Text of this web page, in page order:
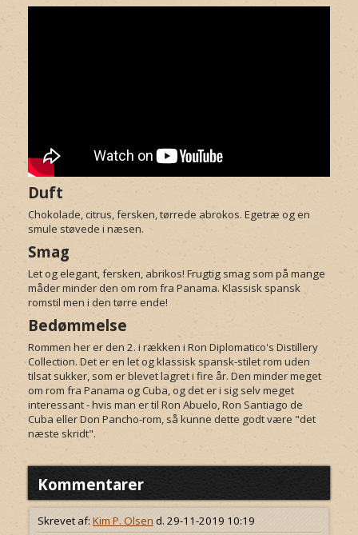
Duft
Chokolade, citrus, fersken, tørrede abrokos. Egetræ og en
smule støvede i næsen.
Smag
Let og elegant, fersken, abrikos! Frugtig smag som på mange
måder minder den om rom fra Panama. Klassisk spansk
romstil men i den tørre ende!
Bedømmelse
Rommen her er den 2. i rækken i Ron Diplomatico's Distillery
Collection. Det er en let og klassisk spansk-stilet rom uden
tilsat sukker, som er blevet lagret i fire år. Den minder meget
om rom fra Panama og Cuba, og det er i sig selv meget
interessant - hvis man er til Ron Abuelo, Ron Santiago de
Cuba eller Don Pancho-rom, så kunne dette godt være "det
næste skridt".
Kommentarer
Skrevet af: Kim P. Olsen d. 29-11-2019 10:19